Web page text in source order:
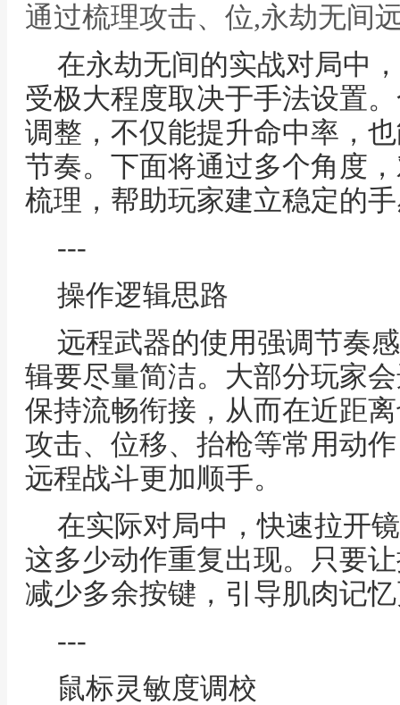
通过梳理攻击、位,永劫无间
在永劫无间的实战对局中
受极大程度取决于手法设置
调整，不仅能提升命中率，
节奏。下面将通过多个角度
梳理，帮助玩家建立稳定的
---
操作逻辑思路
远程武器的使用强调节奏
辑要尽量简洁。大部分玩家
保持流畅衔接，从而在近距
攻击、位移、抬枪等常用动
远程战斗更加顺手。
在实际对局中，快速拉开
这多少动作重复出现。只要
减少多余按键，引导肌肉记
---
鼠标灵敏度调校